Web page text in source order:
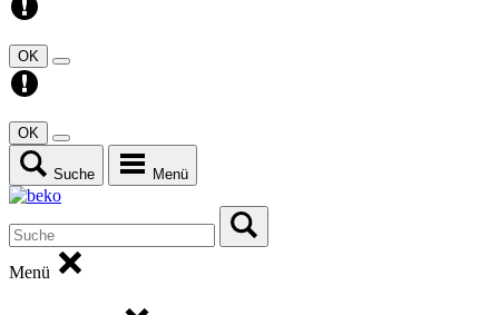
OK
OK
Suche Menü
Menü